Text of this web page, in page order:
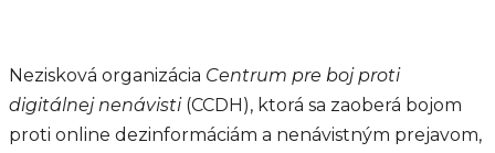
Nezisková organizácia Centrum pre boj proti
digitálnej nenávisti (CCDH), ktorá sa zaoberá bojom
proti online dezinformáciám a nenávistným prejavom,